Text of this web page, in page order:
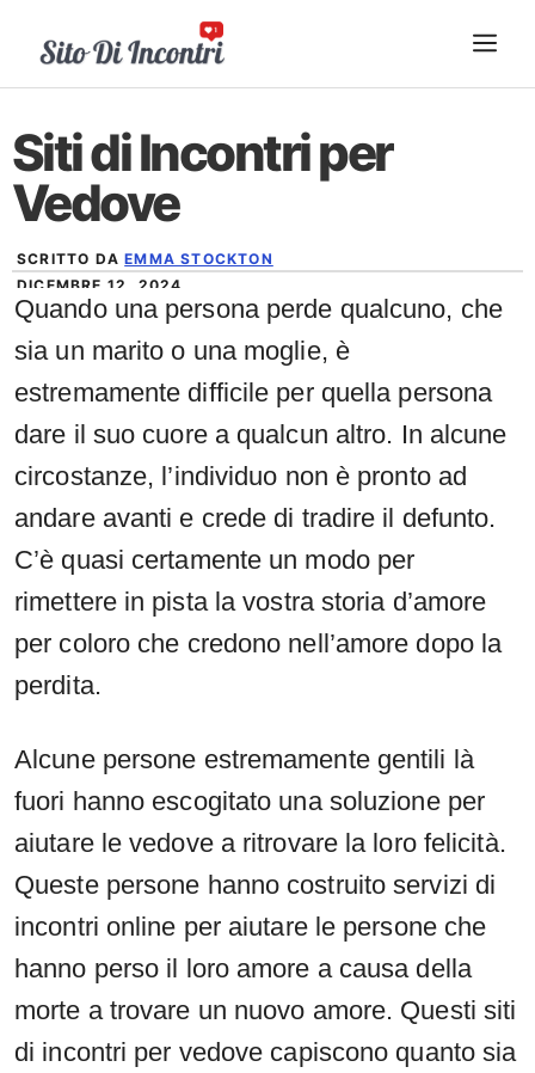
Siti di Incontri per
Vedove
SCRITTO DAEMMA STOCKTON
DICEMBRE 12, 2024
Quando una persona perde qualcuno, che
sia un marito o una moglie, è
estremamente difficile per quella persona
dare il suo cuore a qualcun altro. In alcune
circostanze, l’individuo non è pronto ad
andare avanti e crede di tradire il defunto.
C’è quasi certamente un modo per
rimettere in pista la vostra storia d’amore
per coloro che credono nell’amore dopo la
perdita.
Alcune persone estremamente gentili là
fuori hanno escogitato una soluzione per
aiutare le vedove a ritrovare la loro felicità.
Queste persone hanno costruito servizi di
incontri online per aiutare le persone che
hanno perso il loro amore a causa della
morte a trovare un nuovo amore. Questi siti
di incontri per vedove capiscono quanto sia